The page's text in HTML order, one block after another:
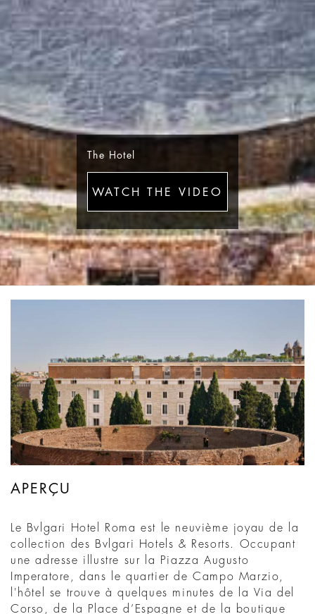
The Hotel
WATCH THE VIDEO
APERÇU
Le Bvlgari Hotel Roma est le neuvième joyau de la
collection des Bvlgari Hotels & Resorts. Occupant
une adresse illustre sur la Piazza Augusto
Imperatore, dans le quartier de Campo Marzio,
l'hôtel se trouve à quelques minutes de la Via del
Corso, de la Place d’Espagne et de la boutique